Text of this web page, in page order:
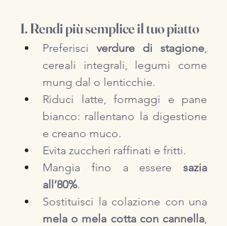
1. Rendi più semplice il tuo piatto
Preferisci verdure di stagione,
cereali integrali, legumi come
mung dal o lenticchie.
Riduci latte, formaggi e pane
bianco: rallentano la digestione
e creano muco.
Evita zuccheri raffinati e fritti.
Mangia fino a essere sazia
all’80%.
mela o mela cotta con cannella,